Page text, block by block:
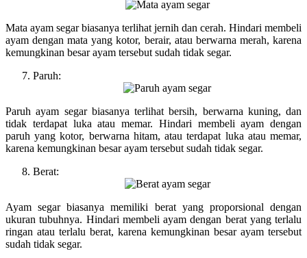
Mata ayam segar biasanya terlihat jernih dan cerah. Hindari membeli
ayam dengan mata yang kotor, berair, atau berwarna merah, karena
kemungkinan besar ayam tersebut sudah tidak segar.
Paruh:
Paruh ayam segar biasanya terlihat bersih, berwarna kuning, dan
tidak terdapat luka atau memar. Hindari membeli ayam dengan
paruh yang kotor, berwarna hitam, atau terdapat luka atau memar,
karena kemungkinan besar ayam tersebut sudah tidak segar.
Berat:
Ayam segar biasanya memiliki berat yang proporsional dengan
ukuran tubuhnya. Hindari membeli ayam dengan berat yang terlalu
ringan atau terlalu berat, karena kemungkinan besar ayam tersebut
sudah tidak segar.